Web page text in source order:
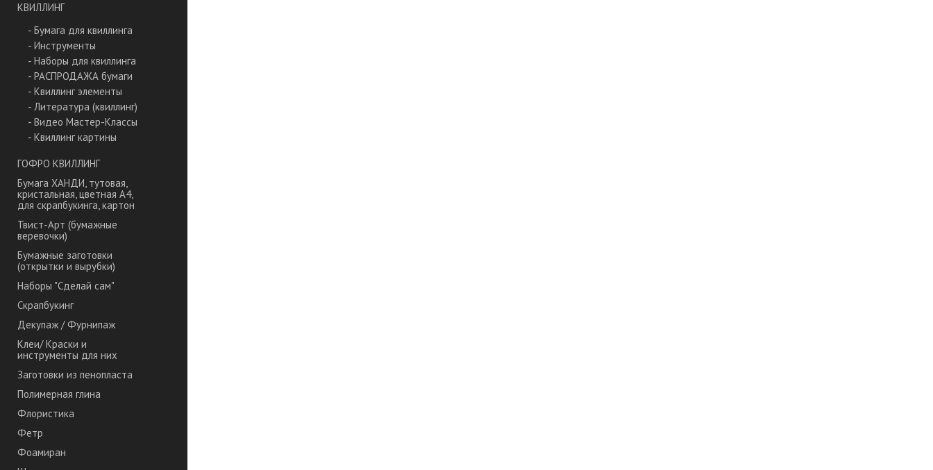
КВИЛЛИНГ
- Бумага для квиллинга
- Инструменты
- Наборы для квиллинга
- РАСПРОДАЖА бумаги
- Квиллинг элементы
- Литература (квиллинг)
- Видео Мастер-Классы
- Квиллинг картины
ГОФРО КВИЛЛИНГ
Бумага ХАНДИ, тутовая,
кристальная, цветная А4,
для скрапбукинга, картон
Твист-Арт (бумажные
веревочки)
Бумажные заготовки
(открытки и вырубки)
Наборы "Сделай сам"
Скрапбукинг
Декупаж / Фурнипаж
Клеи/ Краски и
инструменты для них
Заготовки из пенопласта
Полимерная глина
Флористика
Фетр
Фоамиран